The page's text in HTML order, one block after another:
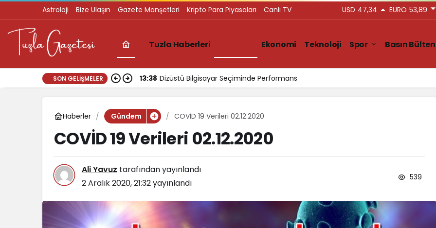
Astroloji Bize Ulaşın Gazete Manşetleri Kripto Para Piyasaları Canlı TV USD 47,34 EURO 53,89
Tuzla Haberleri Ekonomi Teknoloji Spor Basın
SON GELIŞMELER 13:38 Dizüstü Bilgisayar Seçiminde Performans
Haberler Gündem COVİD 19 Verileri 02.12.2020
COVİD 19 Verileri 02.12.2020
Ali Yavuz tarafından yayınlandı
2 Aralık 2020, 21:32yayınlandı
539